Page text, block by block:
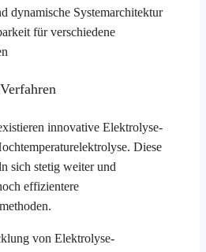
dynamische Systemarchitektur
für verschiedene
innovative Elektrolyse-
Diese
sich stetig weiter und
effizientere
von Elektrolyse-